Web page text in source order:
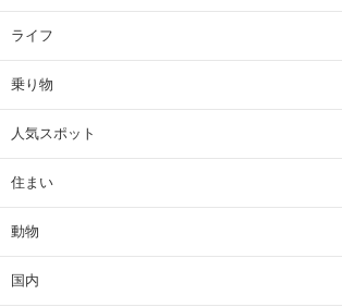
ライフ
乗り物
人気スポット
住まい
動物
国内